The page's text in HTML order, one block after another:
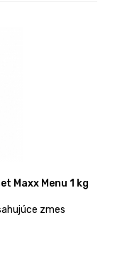
Maxx Menu 1 kg
zmes